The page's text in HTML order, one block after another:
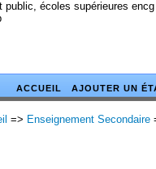
écoles supérieures
ACCUEIL AJOUTER UN
=> Enseignement Secondaire